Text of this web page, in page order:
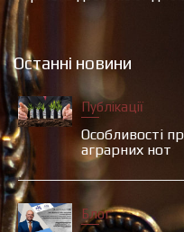
Останні новини
Публікації
Особливості
аграрних нот
Блог